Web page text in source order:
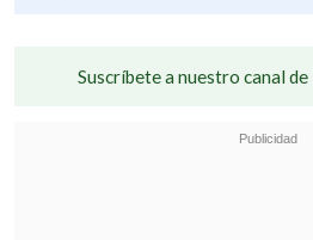
Suscríbete a nuestro canal de